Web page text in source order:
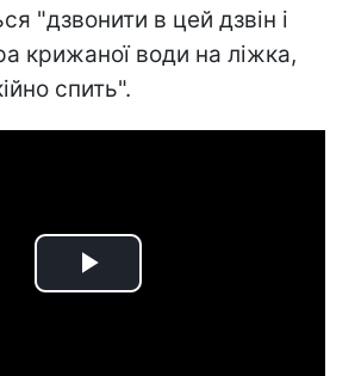
"дзвонити в цей дзвін і
крижаної води на ліжка,
спить".
Play